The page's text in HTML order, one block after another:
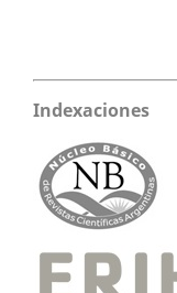
Indexaciones